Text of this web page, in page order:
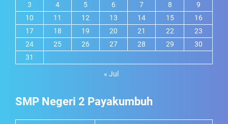
3
4 5 6 7 8
9
10
11 12 13 14 15
16
17
18 19 20 21 22
23
24
25 26 27 28 29
30
31
« Jul
SMP Negeri 2 Payakumbuh